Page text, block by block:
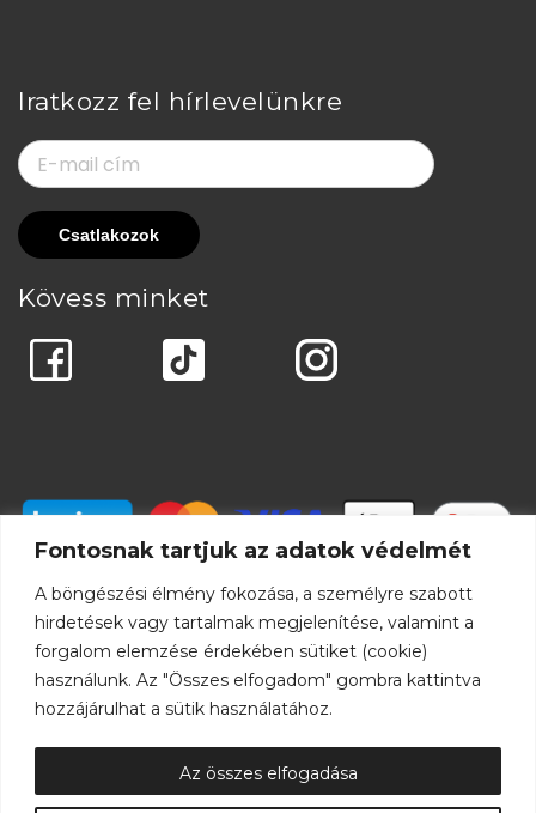
Fontosnak tartjuk az adatok védelmét
A böngészési élmény fokozása, a személyre szabott
hirdetések vagy tartalmak megjelenítése, valamint a
forgalom elemzése érdekében sütiket (cookie)
használunk. Az "Összes elfogadom" gombra kattintva
hozzájárulhat a sütik használatához.
Az összes elfogadása
Iratkozz fel hírlevelünkre
Kövess minket